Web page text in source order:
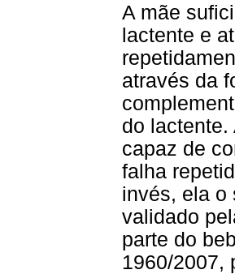
A mãe
lactente e
através da
do lactente.
capaz de
falha
invés, ela o
validado
parte do
1960/2007,